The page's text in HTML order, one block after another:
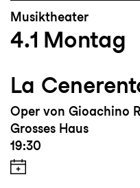
Musiktheater
4.1 Montag
La
Oper von Gioachino
Grosses Haus
19:30